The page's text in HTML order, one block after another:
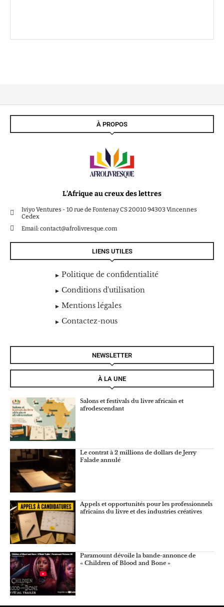
À PROPOS
L’Afrique au creux des lettres
Iviyo Ventures - 10 rue de Fontenay CS 20010 94303 Vincennes
Cedex
Email: contact@afrolivresque.com
LIENS UTILES
Politique de confidentialité
Conditions d'utilisation
Mentions légales
Contactez-nous
NEWSLETTER
À LA UNE
Salons et festivals du livre africain et
afrodescendant
Le contrat à 2 millions de dollars de Jerry
Falade annulé
Appels et opportunités pour les professionnels
africains du livre et des industries créatives
Paramount dévoile la bande-annonce de
« Children of Blood and Bone »